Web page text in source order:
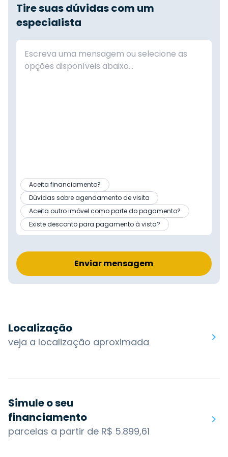
Tire suas dúvidas com um
especialista
Aceita financiamento?
Dúvidas sobre agendamento de visita
Aceita outro imóvel como parte do pagamento?
Existe desconto para pagamento à vista?
Enviar mensagem
Localização
veja a localização aproximada
Simule o seu
financiamento
parcelas a partir de R$ 5.899,61